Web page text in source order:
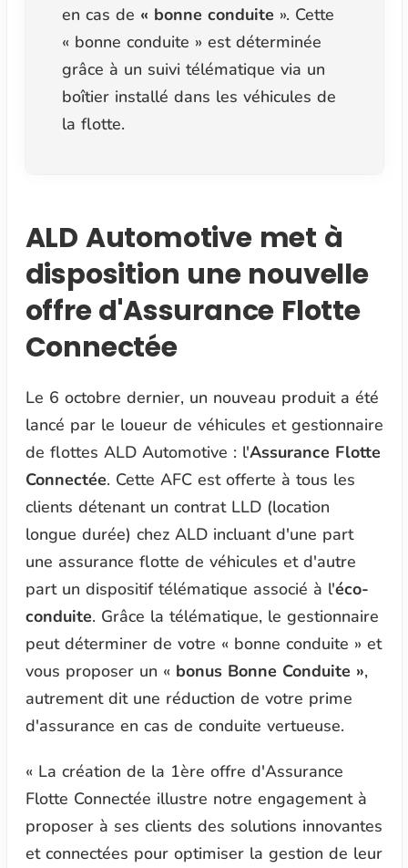
en cas de « bonne conduite ». Cette
« bonne conduite » est déterminée
grâce à un suivi télématique via un
boîtier installé dans les véhicules de
la flotte.
ALD Automotive met à
disposition une nouvelle
offre d'Assurance Flotte
Connectée
Le 6 octobre dernier, un nouveau produit a été
lancé par le loueur de véhicules et gestionnaire
de flottes ALD Automotive : l'Assurance Flotte
Connectée. Cette AFC est offerte à tous les
clients détenant un contrat LLD (location
longue durée) chez ALD incluant d'une part
une assurance flotte de véhicules et d'autre
part un dispositif télématique associé à l'éco-
conduite. Grâce la télématique, le gestionnaire
peut déterminer de votre « bonne conduite » et
vous proposer un « bonus Bonne Conduite »,
autrement dit une réduction de votre prime
d'assurance en cas de conduite vertueuse.
« La création de la 1ère offre d'Assurance
Flotte Connectée illustre notre engagement à
proposer à ses clients des solutions innovantes
et connectées pour optimiser la gestion de leur